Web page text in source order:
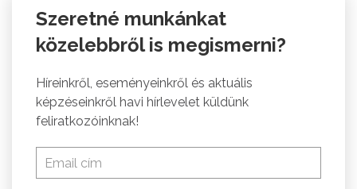
Szeretné munkánkat
közelebbről is megismerni?
Híreinkről, eseményeinkről és aktuális
képzéseinkről havi hírlevelet küldünk
feliratkozóinknak!